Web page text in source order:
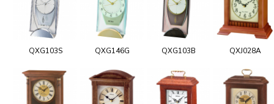
QXG103S QXG146G QXG103B QXJ028A